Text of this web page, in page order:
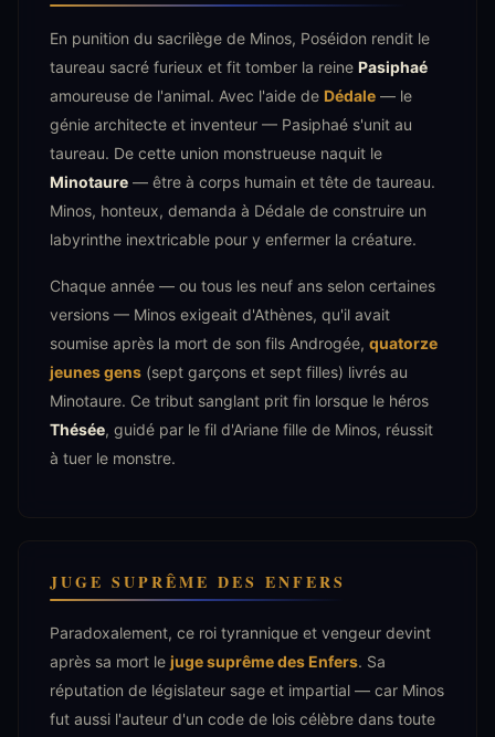
En punition du sacrilège de Minos, Poséidon rendit le
taureau sacré furieux et fit tomber la reine Pasiphaé
amoureuse de l'animal. Avec l'aide de Dédale — le
génie architecte et inventeur — Pasiphaé s'unit au
taureau. De cette union monstrueuse naquit le
Minotaure — être à corps humain et tête de taureau.
Minos, honteux, demanda à Dédale de construire un
labyrinthe inextricable pour y enfermer la créature.
Chaque année — ou tous les neuf ans selon certaines
versions — Minos exigeait d'Athènes, qu'il avait
soumise après la mort de son fils Androgée, quatorze
jeunes gens (sept garçons et sept filles) livrés au
Minotaure. Ce tribut sanglant prit fin lorsque le héros
Thésée, guidé par le fil d'Ariane fille de Minos, réussit
à tuer le monstre.
JUGE SUPRÊME DES ENFERS
Paradoxalement, ce roi tyrannique et vengeur devint
après sa mort le juge suprême des Enfers. Sa
réputation de législateur sage et impartial — car Minos
fut aussi l'auteur d'un code de lois célèbre dans toute